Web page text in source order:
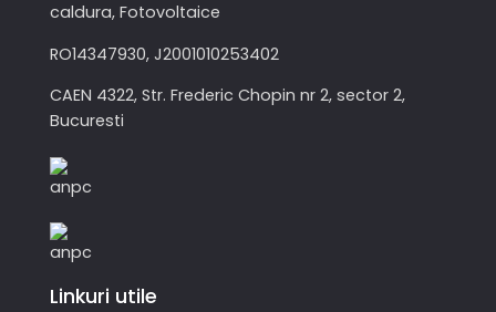
caldura, Fotovoltaice
RO14347930, J2001010253402
CAEN 4322, Str. Frederic Chopin nr 2, sector 2,
Bucuresti
Linkuri utile